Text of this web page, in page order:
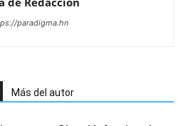
paradigma.hn
Más del autor